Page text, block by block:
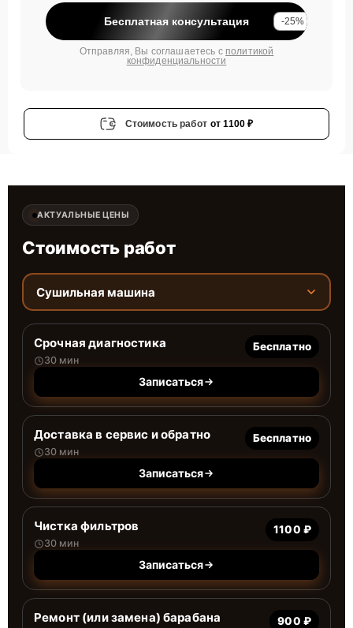
Бесплатная консультация -25%
Отправляя, Вы соглашаетесь с политикой
конфиденциальности
Стоимость работ от 1100 ₽
АКТУАЛЬНЫЕ ЦЕНЫ
Стоимость работ
Сушильная машина
Срочная диагностика
30 мин
Бесплатно
Записаться
Доставка в сервис и обратно
30 мин
Бесплатно
Записаться
Чистка фильтров
30 мин
1100 ₽
Записаться
Ремонт (или замена) барабана 900 ₽